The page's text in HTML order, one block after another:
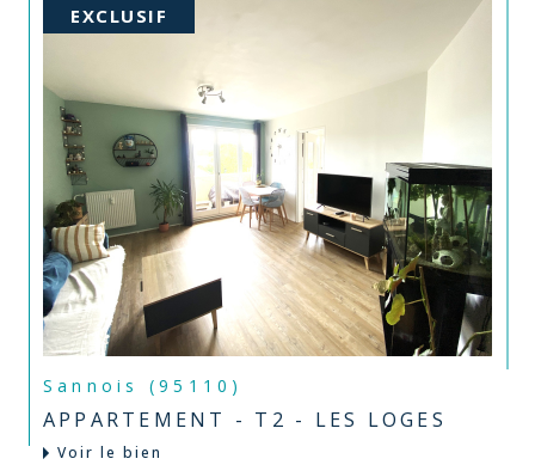
EXCLUSIF
Sannois (95110)
APPARTEMENT - T2 - LES LOGES
Voir le bien